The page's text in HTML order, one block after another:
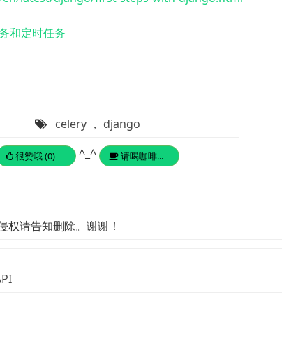
和定时任务
celery ， django
很赞哦 (0) ^_^ 请喝咖啡...
权请告知删除。谢谢！